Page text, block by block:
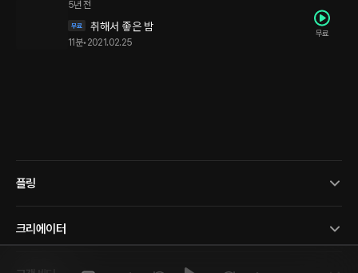
5년 전
취해서 좋은 밤
11분• 2021.02.25
무료
플링
크리에이터